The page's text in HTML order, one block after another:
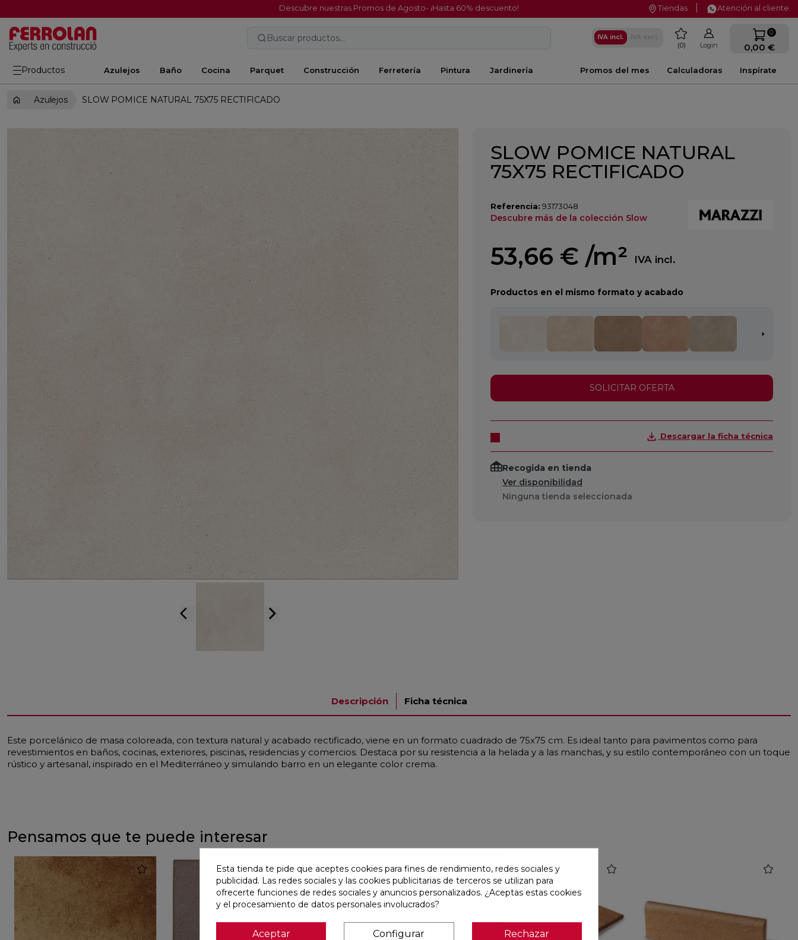
Descubre nuestras Promos de Agosto- ¡Hasta 60% descuento! Tiendas Atención al cliente
Buscar productos... IVA incl. favorite
0 Login
0
0,00 €
Productos Azulejos Baño Cocina Parquet Construcción Ferretería Pintura Jardinería Inspírate
Calculadoras
Promos del mes
Azulejos SLOW POMICE NATURAL 75X75 RECTIFICADO
arrow_back_ios arrow_forward_ios
SLOW POMICE NATURAL
75X75 RECTIFICADO
Referencia: 93173048
Descubre más de la colección Slow
53,66 € /m² IVA incl.
Productos en el mismo formato y acabado
SOLICITAR OFERTA
Descargar la ficha técnica
Recogida en tienda
Ver disponibilidad
Ninguna tienda seleccionada
Descripción Ficha técnica
Este porcelánico de masa coloreada, con textura natural y acabado rectificado, viene en un formato cuadrado de 75x75 cm. Es ideal tanto para pavimentos como para
revestimientos en baños, cocinas, exteriores, piscinas, residencias y comercios. Destaca por su resistencia a la helada y a las manchas, y su estilo contemporáneo con un toque
rústico y artesanal, inspirado en el Mediterráneo y simulando barro en un elegante color crema.
Pensamos que te puede interesar
favorite favorite favorite favorite
Esta tienda te pide que aceptes cookies para fines de rendimiento, redes sociales y
publicidad. Las redes sociales y las cookies publicitarias de terceros se utilizan para
ofrecerte funciones de redes sociales y anuncios personalizados. ¿Aceptas estas cookies
y el procesamiento de datos personales involucrados?
Aceptar Configurar Rechazar